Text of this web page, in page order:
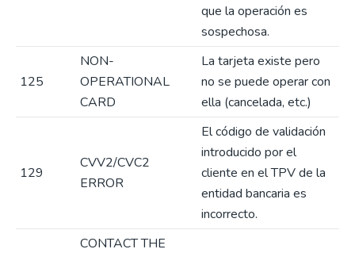
que la operación es
sospechosa.
125
NON-
OPERATIONAL
CARD
La tarjeta existe pero
no se puede operar con
ella (cancelada, etc.)
129
CVV2/CVC2
ERROR
El código de validación
introducido por el
cliente en el TPV de la
entidad bancaria es
incorrecto.
CONTACT THE